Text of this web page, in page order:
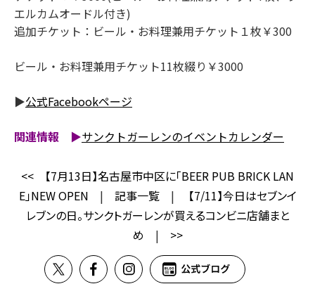
エルカムオードル付き)
追加チケット：ビール・お料理兼用チケット１枚￥300
ビール・お料理兼用チケット11枚綴り￥3000
▶公式Facebookページ
関連情報 ▶サンクトガーレンのイベントカレンダー
<<
【7月13日】名古屋市中区に「BEER PUB BRICK LAN
E」NEW OPEN | 記事一覧|
【7/11】今日はセブンイ
レブンの日。サンクトガーレンが買えるコンビニ店舗まと
め | >>